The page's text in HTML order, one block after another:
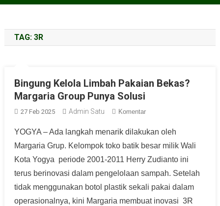
TAG: 3R
Bingung Kelola Limbah Pakaian Bekas?
Margaria Group Punya Solusi
27 Feb 2025 Admin Satu Komentar
YOGYA – Ada langkah menarik dilakukan oleh
Margaria Grup. Kelompok toko batik besar milik Wali
Kota Yogya periode 2001-2011 Herry Zudianto ini
terus berinovasi dalam pengelolaan sampah. Setelah
tidak menggunakan botol plastik sekali pakai dalam
operasionalnya, kini Margaria membuat inovasi 3R